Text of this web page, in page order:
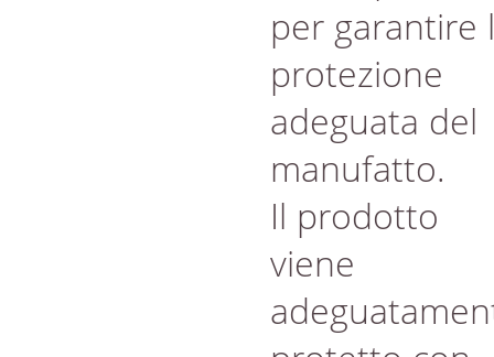
per garantire
protezione
adeguata del
manufatto.
Il prodotto
viene